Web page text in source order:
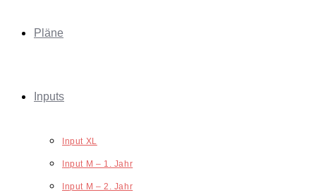
Pläne
Inputs
Input XL
Input M – 1. Jahr
Input M – 2. Jahr